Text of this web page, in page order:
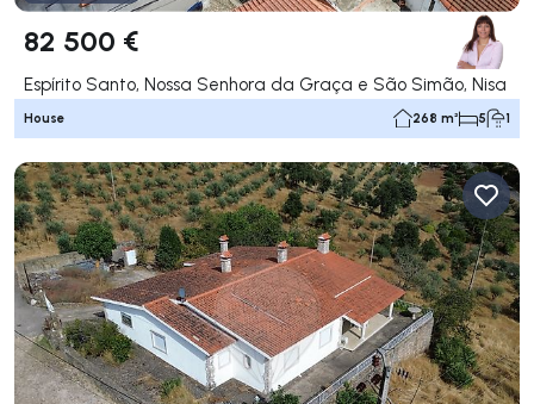
82 500 €
Espírito Santo, Nossa Senhora da Graça e São Simão, Nisa
House 268 m² 5 1